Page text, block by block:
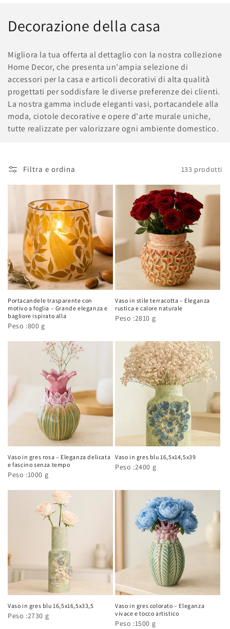
Decorazione della casa
Migliora la tua offerta al dettaglio con la nostra collezione
Home Decor, che presenta un'ampia selezione di
accessori per la casa e articoli decorativi di alta qualità
progettati per soddisfare le diverse preferenze dei clienti.
La nostra gamma include eleganti vasi, portacandele alla
moda, ciotole decorative e opere d'arte murale uniche,
tutte realizzate per valorizzare ogni ambiente domestico.
Filtra e ordina 133 prodotti
Portacandele trasparente con
motivo a foglia – Grande eleganza e
bagliore ispirato alla
Peso :800 g
Vaso in stile terracotta – Eleganza
rustica e calore naturale
Peso :2810 g
Vaso in gres rosa – Eleganza delicata
e fascino senza tempo
Peso :1000 g
Vaso in gres blu 16,5x14,5x39
Peso :2400 g
Vaso in gres blu 16,5x16,5x33,5
Peso :2730 g
Vaso in gres colorato – Eleganza
vivace e tocco artistico
Peso :1500 g